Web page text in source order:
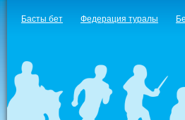
Басты бет Федерация туралы